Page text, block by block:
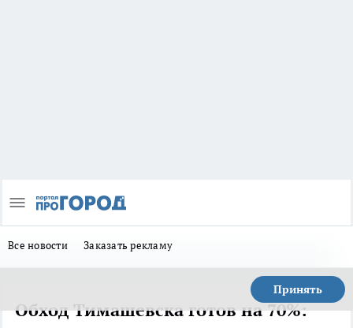
Все новости Заказать рекламу
Принять
Обход Тимашевска готов на 70%: